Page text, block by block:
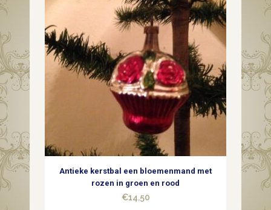
glas
1e
helft
Antieke kerstbal een bloemenmand met
rozen in groen en rood
€14,50